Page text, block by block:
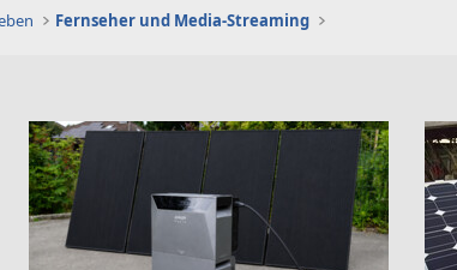
Fernseher und Media-Streaming